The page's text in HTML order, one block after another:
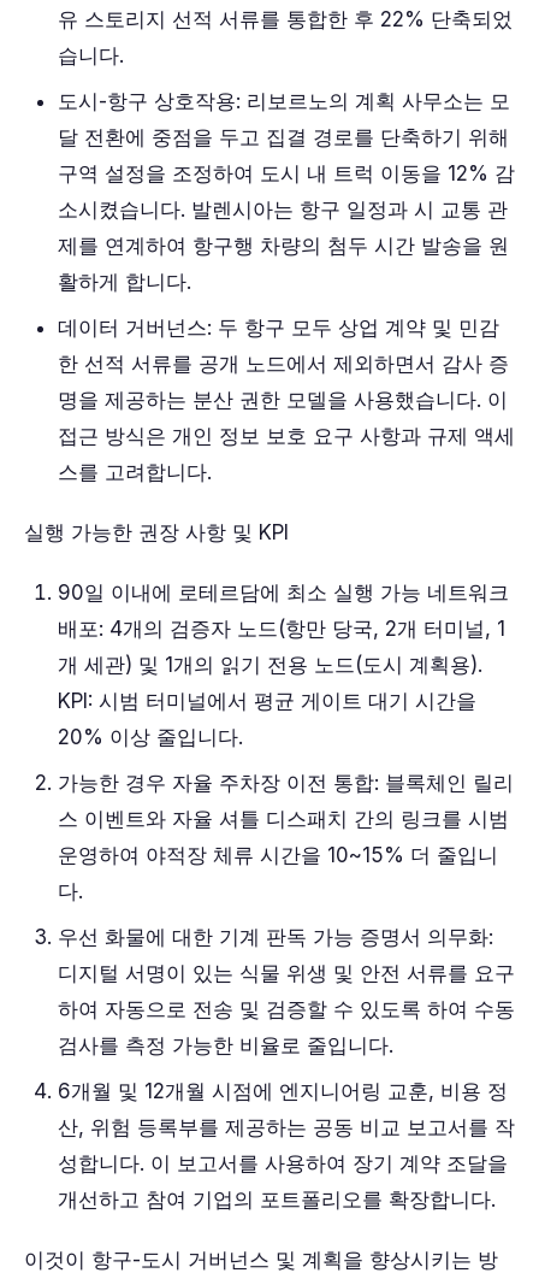
유 스토리지 선적 서류를 통합한 후 22% 단축되었
습니다.
도시-항구 상호작용: 리보르노의 계획 사무소는 모
달 전환에 중점을 두고 집결 경로를 단축하기 위해
구역 설정을 조정하여 도시 내 트럭 이동을 12% 감
소시켰습니다. 발렌시아는 항구 일정과 시 교통 관
제를 연계하여 항구행 차량의 첨두 시간 발송을 원
활하게 합니다.
데이터 거버넌스: 두 항구 모두 상업 계약 및 민감
한 선적 서류를 공개 노드에서 제외하면서 감사 증
명을 제공하는 분산 권한 모델을 사용했습니다. 이
접근 방식은 개인 정보 보호 요구 사항과 규제 액세
스를 고려합니다.
실행 가능한 권장 사항 및 KPI
90일 이내에 로테르담에 최소 실행 가능 네트워크
배포: 4개의 검증자 노드(항만 당국, 2개 터미널, 1
개 세관) 및 1개의 읽기 전용 노드(도시 계획용).
KPI: 시범 터미널에서 평균 게이트 대기 시간을
20% 이상 줄입니다.
가능한 경우 자율 주차장 이전 통합: 블록체인 릴리
스 이벤트와 자율 셔틀 디스패치 간의 링크를 시범
운영하여 야적장 체류 시간을 10~15% 더 줄입니
다.
우선 화물에 대한 기계 판독 가능 증명서 의무화:
디지털 서명이 있는 식물 위생 및 안전 서류를 요구
하여 자동으로 전송 및 검증할 수 있도록 하여 수동
검사를 측정 가능한 비율로 줄입니다.
6개월 및 12개월 시점에 엔지니어링 교훈, 비용 정
산, 위험 등록부를 제공하는 공동 비교 보고서를 작
성합니다. 이 보고서를 사용하여 장기 계약 조달을
개선하고 참여 기업의 포트폴리오를 확장합니다.
이것이 항구-도시 거버넌스 및 계획을 향상시키는 방